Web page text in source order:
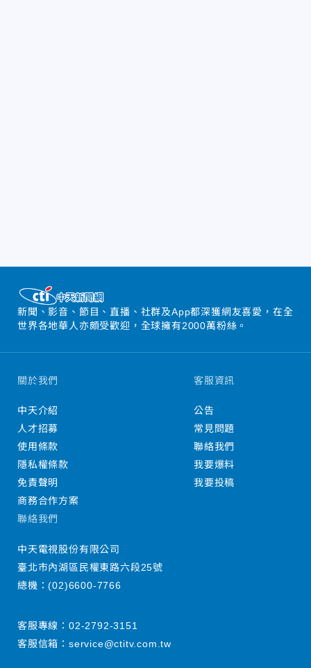
新聞、影音、節目、直播、社群及App都深獲網友喜愛，在全
世界各地華人亦頗受歡迎，全球擁有2000萬粉絲。
關於我們
中天介紹
人才招募
使用條款
隱私權條款
免責聲明
商務合作方案
客服資訊
公告
常見問題
聯絡我們
我要爆料
我要投稿
聯絡我們
中天電視股份有限公司
臺北市內湖區民權東路六段25號
總機：(02)6600-7766
客服專線： 02-2792-3151
客服信箱： service@ctitv.com.tw